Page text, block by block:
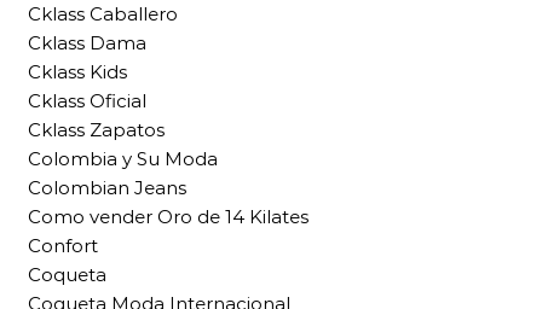
Cklass Caballero
Cklass Dama
Cklass Kids
Cklass Oficial
Cklass Zapatos
Colombia y Su Moda
Colombian Jeans
Como vender Oro de 14 Kilates
Confort
Coqueta
Coqueta Moda Internacional